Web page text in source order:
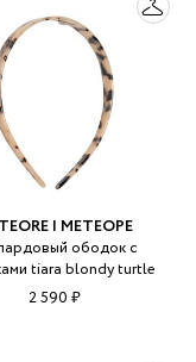
| МЕТЕОРЕ
ободок с
tiara blondy turtle
2 590 ₽